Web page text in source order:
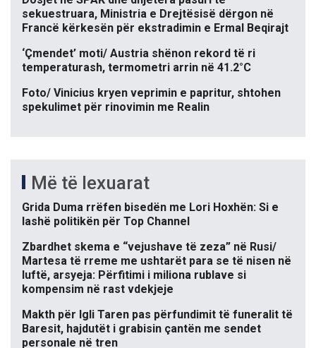
sekuestruara, Ministria e Drejtësisë dërgon në
Francë kërkesën për ekstradimin e Ermal Beqirajt
‘Çmendet’ moti/ Austria shënon rekord të ri
temperaturash, termometri arrin në 41.2°C
Foto/ Vinicius kryen veprimin e papritur, shtohen
spekulimet për rinovimin me Realin
Më të lexuarat
Grida Duma rrëfen bisedën me Lori Hoxhën: Si e
lashë politikën për Top Channel
Zbardhet skema e “vejushave të zeza” në Rusi/
Martesa të rreme me ushtarët para se të nisen në
luftë, arsyeja: Përfitimi i miliona rublave si
kompensim në rast vdekjeje
Makth për Igli Taren pas përfundimit të funeralit të
Baresit, hajdutët i grabisin çantën me sendet
personale në tren